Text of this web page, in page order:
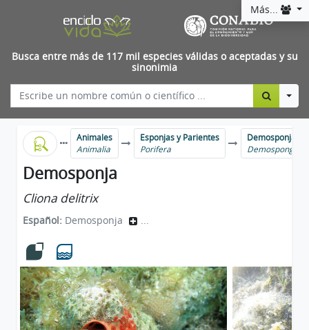
Más...
Busca entre más de 117 mil especies válidas o aceptadas y su
sinonimia
Animales
Animalia
Esponjas y Parientes
Porifera
Demosponjas
Demospongiae
Demosponja
Cliona delitrix
Español: Demosponja ...